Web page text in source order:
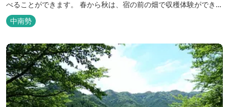
べることができます。 春から秋は、宿の前の畑で収穫体験ができ、
その野菜で夕食もできます。
中南勢